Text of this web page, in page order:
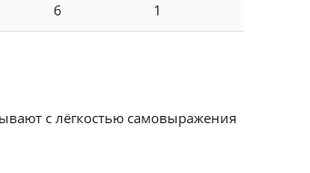
6 1
с лёгкостью самовыражения